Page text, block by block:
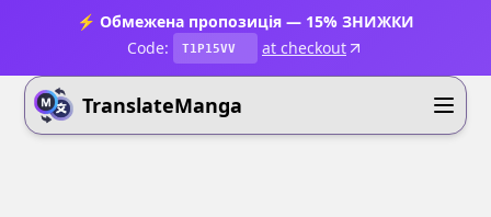
⚡ Обмежена пропозиція — 15% ЗНИЖКИ
Code:
T1P15VV at checkout
TranslateManga